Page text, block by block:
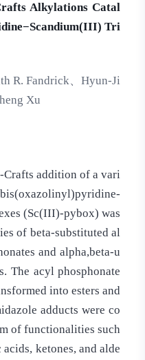
Alkylations Catal
Tri
R. Fandrick、Hyun-Ji
Xu
addition of a vari
(Sc(III)-pybox) was
of beta-substituted al
and alpha,beta-u
The acyl phosphonate
into esters and
adducts were co
of functionalities such
ketones, and alde